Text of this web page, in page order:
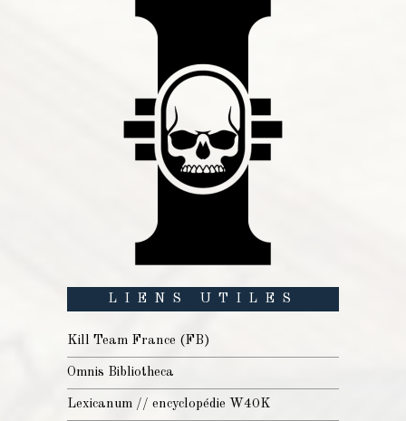
LIENS UTILES
Kill Team France (FB)
Omnis Bibliotheca
Lexicanum // encyclopédie W40K